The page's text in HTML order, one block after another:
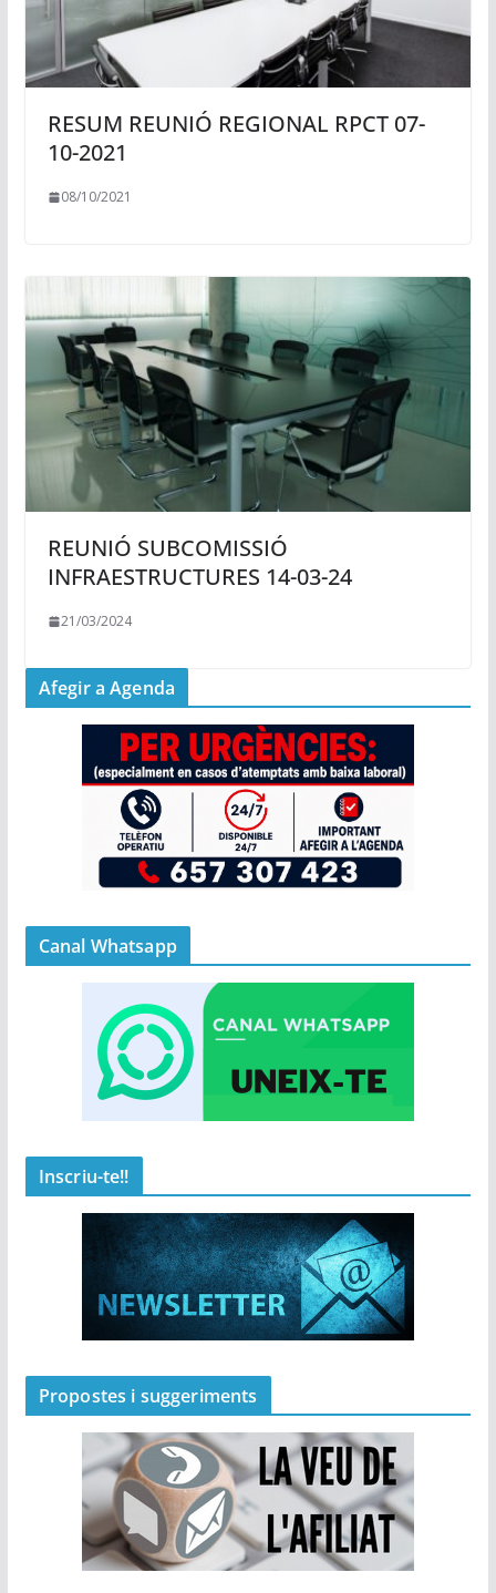
RESUM REUNIÓ REGIONAL RPCT 07-
10-2021
08/10/2021
REUNIÓ SUBCOMISSIÓ
INFRAESTRUCTURES 14-03-24
21/03/2024
Afegir a Agenda
Canal Whatsapp
Inscriu-te!!
Propostes i suggeriments